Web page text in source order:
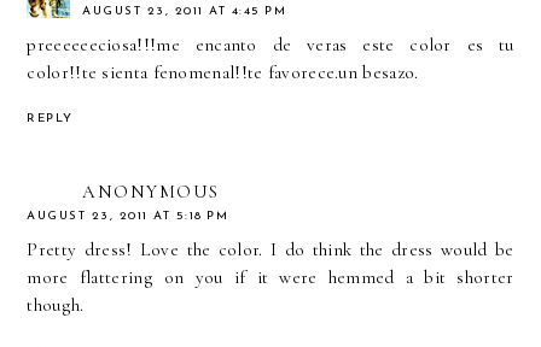
AUGUST 23, 2011 AT 4:45 PM
preeeeeeciosa!!!me encanto de veras este color es tu
color!!te sienta fenomenal!!te favorece.un besazo.
REPLY
ANONYMOUS
AUGUST 23, 2011 AT 5:18 PM
Pretty dress! Love the color. I do think the dress would be
more flattering on you if it were hemmed a bit shorter
though.